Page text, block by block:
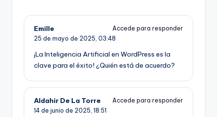
Emille
Accede para responder
25 de mayo de 2025, 03:48
¡La Inteligencia Artificial en WordPress es la
clave para el éxito! ¿Quién está de acuerdo?
Aldahir De La Torre
Accede para responder
14 de junio de 2025, 18:51